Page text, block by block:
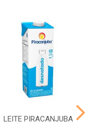
LEITE PIRACANJUBA